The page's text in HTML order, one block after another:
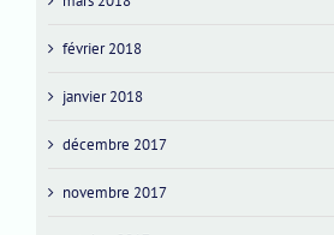
février 2018
janvier 2018
décembre 2017
novembre 2017